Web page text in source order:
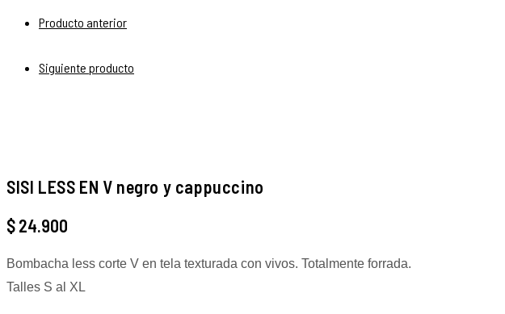
Producto anterior
Siguiente producto
SISI LESS EN V negro y cappuccino
$24.900
Bombacha less corte V en tela texturada con vivos. Totalmente forrada.
Talles S al XL